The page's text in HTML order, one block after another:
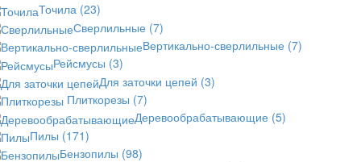
Точила (23)
Сверлильные (7)
Вертикально-сверлильные (7)
Рейсмусы (3)
Для заточки цепей (3)
Плиткорезы (7)
Деревообрабатывающие (5)
Пилы (171)
Бензопилы (98)